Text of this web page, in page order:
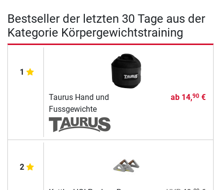
Bestseller der letzten 30 Tage aus der
Kategorie Körpergewichtstraining
1
Taurus Hand und
Fussgewichte
ab 14,90€
2